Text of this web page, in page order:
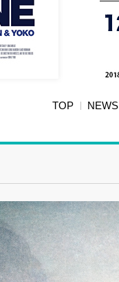
TOP NEWS